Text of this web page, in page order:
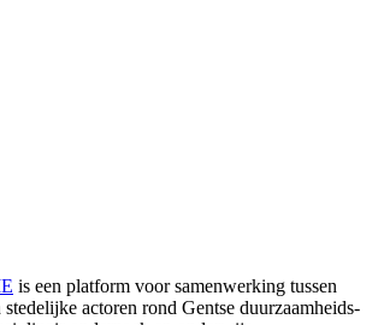
is een platform voor samenwerking tussen
actoren rond Gentse duurzaamheids­